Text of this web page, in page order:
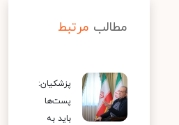
مطالب مرتبط
پزشکیان:
پست‌ها
باید به